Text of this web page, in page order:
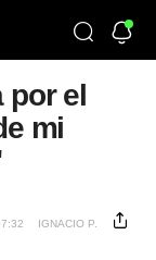
por el
mi
IGNACIO P.